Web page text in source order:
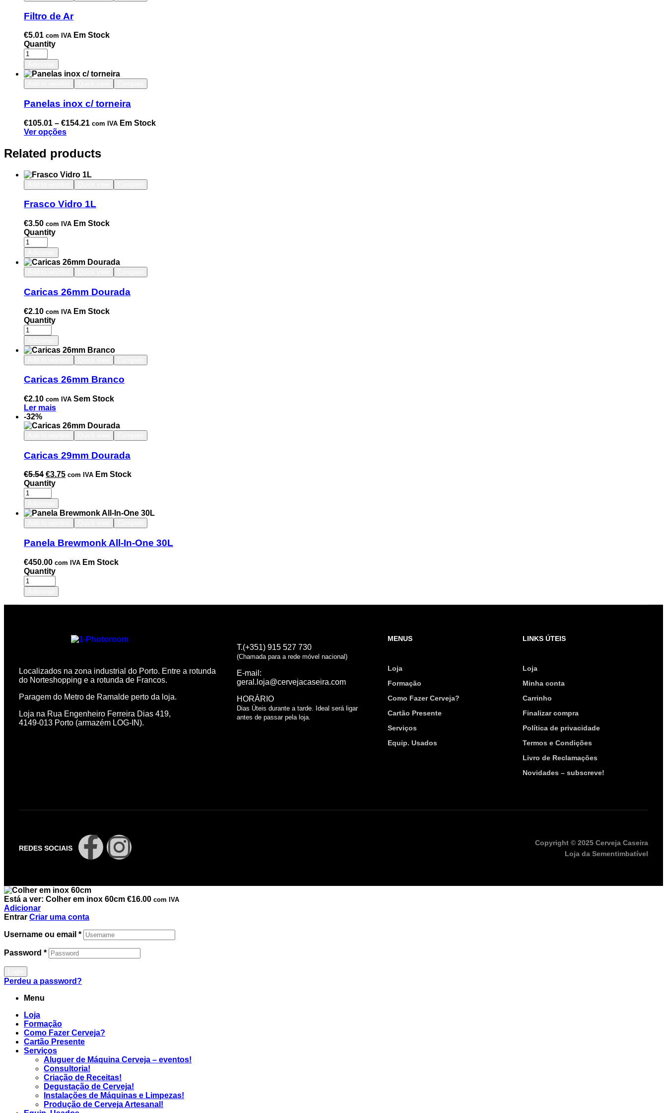
Filtro de Ar
€5.01 com IVA Em Stock
Quantity
Panelas inox c/ torneira
€105.01 – €154.21 com IVA Em Stock
Ver opções
Related products
Frasco Vidro 1L
€3.50 com IVA Em Stock
Quantity
Caricas 26mm Dourada
€2.10 com IVA Em Stock
Quantity
Caricas 26mm Branco
€2.10 com IVA Sem Stock
Ler mais
-32%
Caricas 29mm Dourada
€5.54 €3.75 com IVA Em Stock
Quantity
Panela Brewmonk All-In-One 30L
€450.00 com IVA Em Stock
Quantity
Localizados na zona industrial do Porto. Entre a rotunda
do Norteshopping e a rotunda de Francos.
Paragem do Metro de Ramalde perto da loja.
Loja na Rua Engenheiro Ferreira Dias 419,
4149-013 Porto (armazém LOG-IN).
T.(+351) 915 527 730
(Chamada para a rede móvel nacional)
E-mail:
geral.loja@cervejacaseira.com
HORÁRIO
Dias Úteis durante a tarde. Ideal será ligar
antes de passar pela loja.
MENUS
Loja
Formação
Como Fazer Cerveja?
Cartão Presente
Serviços
Equip. Usados
LINKS ÚTEIS
Loja
Minha conta
Carrinho
Finalizar compra
Política de privacidade
Termos e Condições
Livro de Reclamações
Novidades – subscreve!
REDES SOCIAIS
Copyright © 2025 Cerveja Caseira
Loja da Sementimbatível
Está a ver: Colher em inox 60cm €16.00 com IVA
Adicionar
Entrar Criar uma conta
Username ou email *
Password *
Perdeu a password?
Menu
Loja
Formação
Como Fazer Cerveja?
Cartão Presente
Serviços
Aluguer de Máquina Cerveja – eventos!
Consultoria!
Criação de Receitas!
Degustação de Cerveja!
Instalações de Máquinas e Limpezas!
Produção de Cerveja Artesanal!